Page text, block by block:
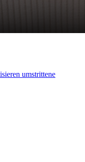
umstrittene